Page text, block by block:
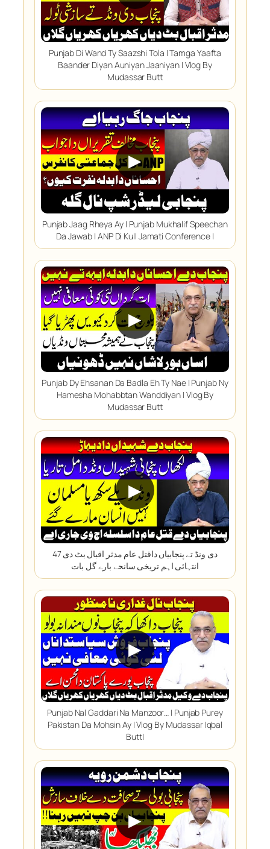
Punjab Di Wand Ty Saazshi Tola | Tamga Yaafta
Baander Diyan Auniyan Jaaniyan | Vlog By
Mudassar Butt
▶
Punjab Jaag Rheya Ay | Punjab Mukhalif Speechan
Da Jawab | ANP Di Kull Jamati Conference |
▶
Punjab Dy Ehsanan Da Badla Eh Ty Nae | Punjab Ny
Hamesha Mohabbtan Wanddiyan | Vlog By
Mudassar Butt
▶
47 دی ونڈ تے پنجابیاں داقتل عام مدثر اقبال بٹ دی
انتہائی اہم تریخی سانحے بارے گل بات
▶
Punjab Nal Gaddari Na Manzoor… | Punjab Purey
Pakistan Da Mohsin Ay | Vlog By Mudassar Iqbal
Butt|
▶